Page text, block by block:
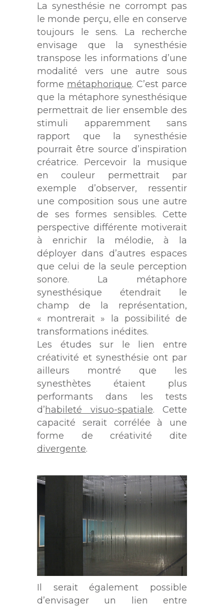
La synesthésie ne corrompt pas
le monde perçu, elle en conserve
toujours le sens. La recherche
envisage que la synesthésie
transpose les informations d’une
modalité vers une autre sous
forme métaphorique. C’est parce
que la métaphore synesthésique
permettrait de lier ensemble des
stimuli apparemment sans
rapport que la synesthésie
pourrait être source d’inspiration
créatrice. Percevoir la musique
en couleur permettrait par
exemple d’observer, ressentir
une composition sous une autre
de ses formes sensibles. Cette
perspective différente motiverait
à enrichir la mélodie, à la
déployer dans d’autres espaces
que celui de la seule perception
sonore. La métaphore
synesthésique étendrait le
champ de la représentation,
« montrerait » la possibilité de
transformations inédites.
Les études sur le lien entre
créativité et synesthésie ont par
ailleurs montré que les
synesthètes étaient plus
performants dans les tests
d’habileté visuo-spatiale. Cette
capacité serait corrélée à une
forme de créativité dite
divergente.
Il serait également possible
d’envisager un lien entre